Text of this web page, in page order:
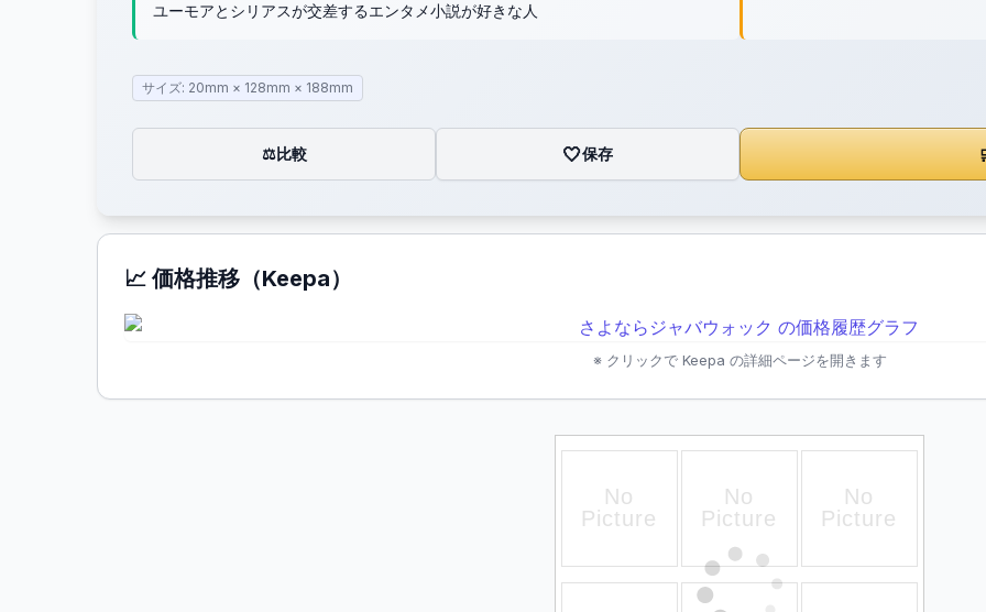
ユーモアとシリアスが交差するエンタメ小説が好きな人
サイズ: 20mm × 128mm × 188mm
⚖️比較 🤍保存
📈 価格推移（Keepa）
※ クリックで Keepa の詳細ページを開きます